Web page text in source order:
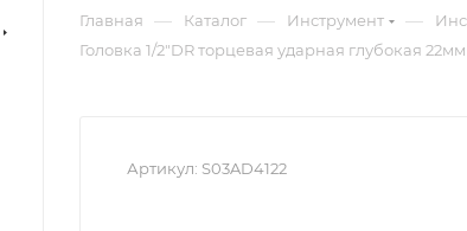
Главная — Каталог — Инструмент —
Головка 1/2"DR торцевая ударная глубокая 22мм
Артикул: S03AD4122